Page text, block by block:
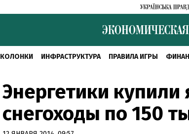
КОЛОНКИ ИНФРАСТРУКТУРА ПРАВИЛА ИГРЫ
Энергетики купили
снегоходы по 150